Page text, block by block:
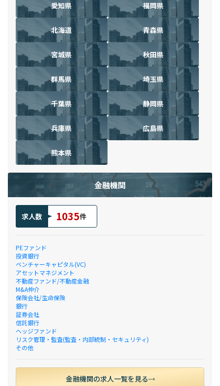
愛知県 福岡県
北海道 青森県
宮城県 秋田県
群馬県 埼玉県
千葉県 静岡県
兵庫県 広島県
熊本県
金融機関
求人数 1035件
PEファンド
投資銀行
ベンチャーキャピタル(VC)
アセットマネジメント
不動産ファンド/不動産金融
M&A仲介
保険会社/生命保険
銀行
証券会社
信託銀行
ヘッジファンド
リスク管理・監査(監査・内部統制・セキュリティ)
その他
金融機関の求人一覧を見る